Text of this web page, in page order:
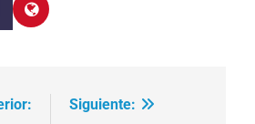
Siguiente: